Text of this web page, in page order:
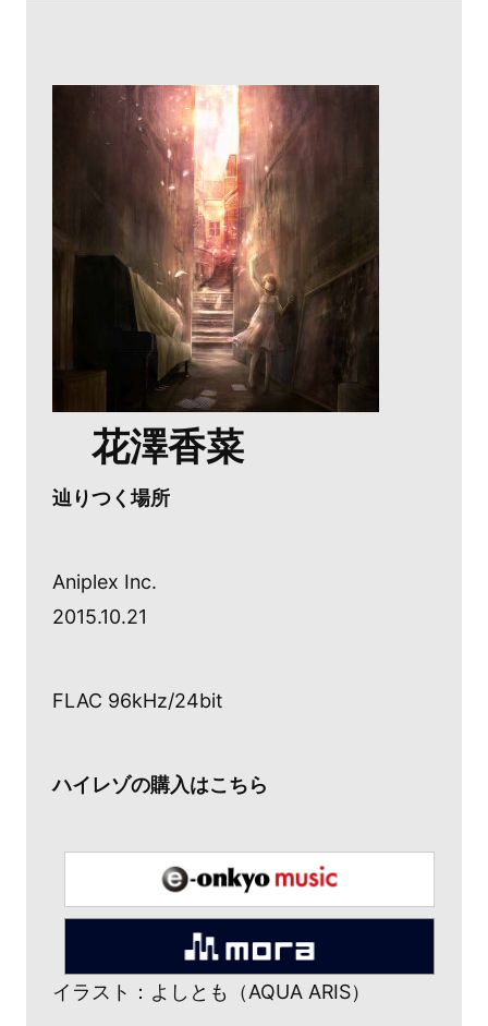
花澤香菜
辿りつく場所
Aniplex Inc.
2015.10.21
FLAC 96kHz/24bit
ハイレゾの購入はこちら
イラスト：よしとも（AQUA ARIS）